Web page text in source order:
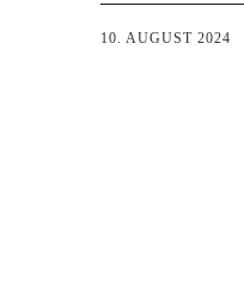
10. AUGUST 2024